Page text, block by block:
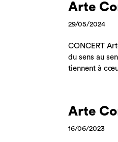
Arte
29/05/2024
CONCERT
du sens au
tiennent à
Arte
16/06/2023